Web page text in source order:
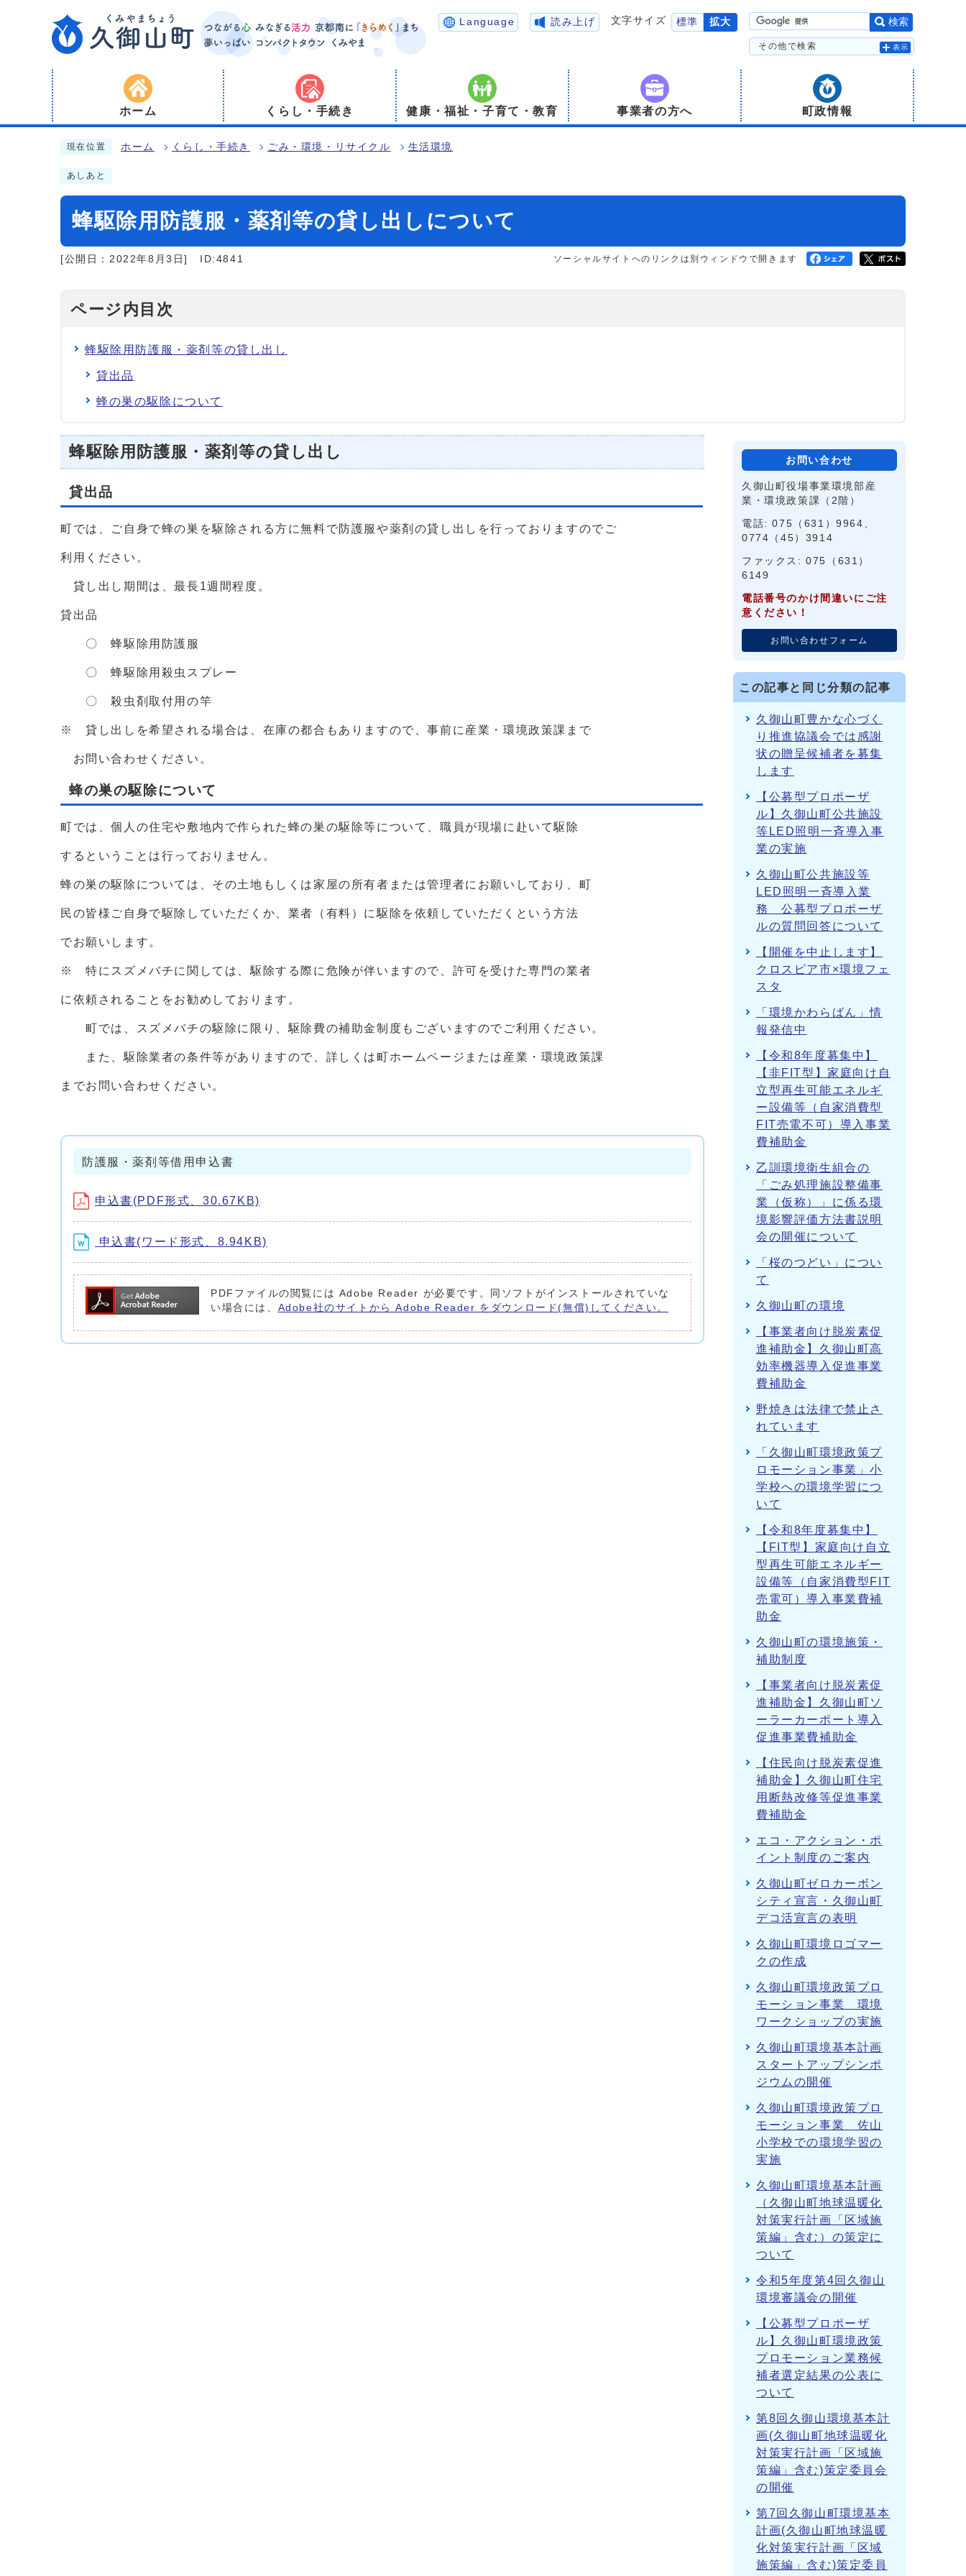
Language 読み上げ 文字サイズ 標準 拡大 検索
その他で検索 表示
ホーム くらし・手続き 健康・福祉・子育て・教育 事業者の方へ 町政情報
現在位置 ホーム くらし・手続き ごみ・環境・リサイクル 生活環境
あしあと
蜂駆除用防護服・薬剤等の貸し出しについて
[公開日：2022年8月3日] ID:4841 ソーシャルサイトへのリンクは別ウィンドウで開きます
ページ内目次
蜂駆除用防護服・薬剤等の貸し出し
貸出品
蜂の巣の駆除について
蜂駆除用防護服・薬剤等の貸し出し
貸出品
町では、ご自身で蜂の巣を駆除される方に無料で防護服や薬剤の貸し出しを行っておりますのでご
利用ください。
貸し出し期間は、最長1週間程度。
貸出品
〇 蜂駆除用防護服
〇 蜂駆除用殺虫スプレー
〇 殺虫剤取付用の竿
※ 貸し出しを希望される場合は、在庫の都合もありますので、事前に産業・環境政策課まで
お問い合わせください。
蜂の巣の駆除について
町では、個人の住宅や敷地内で作られた蜂の巣の駆除等について、職員が現場に赴いて駆除
するということは行っておりません。
蜂の巣の駆除については、その土地もしくは家屋の所有者または管理者にお願いしており、町
民の皆様ご自身で駆除していただくか、業者（有料）に駆除を依頼していただくという方法
でお願いします。
※ 特にスズメバチに関しては、駆除する際に危険が伴いますので、許可を受けた専門の業者
に依頼されることをお勧めしております。
町では、スズメバチの駆除に限り、駆除費の補助金制度もございますのでご利用ください。
また、駆除業者の条件等がありますので、詳しくは町ホームページまたは産業・環境政策課
までお問い合わせください。
防護服・薬剤等借用申込書
申込書(PDF形式、30.67KB)
申込書(ワード形式、8.94KB)
PDFファイルの閲覧には Adobe Reader が必要です。同ソフトがインストールされていな
い場合には、 Adobe社のサイトから Adobe Reader をダウンロード(無償)してください。
お問い合わせ
久御山町役場事業環境部産
業・環境政策課（2階）
電話: 075（631）9964、
0774（45）3914
ファックス: 075（631）
6149
電話番号のかけ間違いにご注
意ください！
お問い合わせフォーム
この記事と同じ分類の記事
久御山町豊かな心づく
り推進協議会では感謝
状の贈呈候補者を募集
します
【公募型プロポーザ
ル】久御山町公共施設
等LED照明一斉導入事
業の実施
久御山町公共施設等
LED照明一斉導入業
務 公募型プロポーザ
ルの質問回答について
【開催を中止します】
クロスピア市×環境フェ
スタ
「環境かわらばん」情
報発信中
【令和8年度募集中】
【非FIT型】家庭向け自
立型再生可能エネルギ
ー設備等（自家消費型
FIT売電不可）導入事業
費補助金
乙訓環境衛生組合の
「ごみ処理施設整備事
業（仮称）」に係る環
境影響評価方法書説明
会の開催について
「桜のつどい」につい
て
久御山町の環境
【事業者向け脱炭素促
進補助金】久御山町高
効率機器導入促進事業
費補助金
野焼きは法律で禁止さ
れています
「久御山町環境政策プ
ロモーション事業」小
学校への環境学習につ
いて
【令和8年度募集中】
【FIT型】家庭向け自立
型再生可能エネルギー
設備等（自家消費型FIT
売電可）導入事業費補
助金
久御山町の環境施策・
補助制度
【事業者向け脱炭素促
進補助金】久御山町ソ
ーラーカーポート導入
促進事業費補助金
【住民向け脱炭素促進
補助金】久御山町住宅
用断熱改修等促進事業
費補助金
エコ・アクション・ポ
イント制度のご案内
久御山町ゼロカーボン
シティ宣言・久御山町
デコ活宣言の表明
久御山町環境ロゴマー
クの作成
久御山町環境政策プロ
モーション事業 環境
ワークショップの実施
久御山町環境基本計画
スタートアップシンポ
ジウムの開催
久御山町環境政策プロ
モーション事業 佐山
小学校での環境学習の
実施
久御山町環境基本計画
（久御山町地球温暖化
対策実行計画「区域施
策編」含む）の策定に
ついて
令和5年度第4回久御山
環境審議会の開催
【公募型プロポーザ
ル】久御山町環境政策
プロモーション業務候
補者選定結果の公表に
ついて
第8回久御山環境基本計
画(久御山町地球温暖化
対策実行計画「区域施
策編」含む)策定委員会
の開催
第7回久御山町環境基本
計画(久御山町地球温暖
化対策実行計画「区域
施策編」含む)策定委員